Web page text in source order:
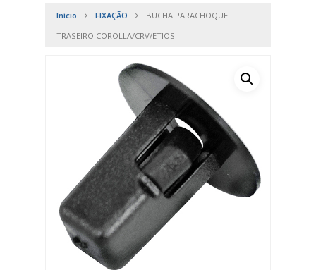
Início FIXAÇÃO
BUCHA PARACHOQUE
TRASEIRO COROLLA/CRV/ETIOS